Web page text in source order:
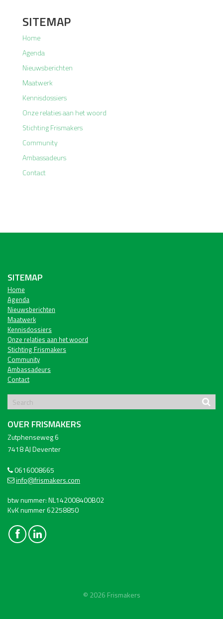
SITEMAP
Home
Agenda
Nieuwsberichten
Maatwerk
Kennisdossiers
Onze relaties aan het woord
Stichting Frismakers
Community
Ambassadeurs
Contact
SITEMAP
Home
Agenda
Nieuwsberichten
Maatwerk
Kennisdossiers
Onze relaties aan het woord
Stichting Frismakers
Community
Ambassadeurs
Contact
OVER FRISMAKERS
Zutphenseweg 6
7418 AJ Deventer
0616008665
info@frismakers.com
btw nummer: NL142008400B02
KvK nummer 62258850
© 2026 Frismakers